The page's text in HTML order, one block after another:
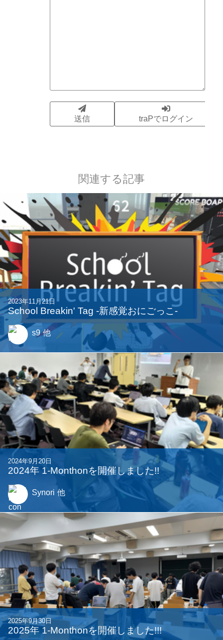
関連する記事
2023年11月21日
School Breakin' Tag -新感覚おにごっこ-
s9 他
2024年9月20日
2024年 1-Monthonを開催しました!!
Synori 他
2025年9月30日
2025年 1-Monthonを開催しました!!!